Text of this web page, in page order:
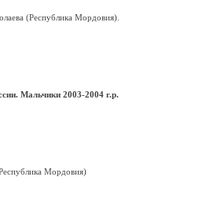
(Республика Мордовия).
Мальчики 2003-2004 г.р.
Мордовия)